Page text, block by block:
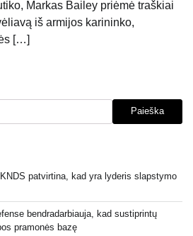
Markas Bailey priėmė traškiai
iš armijos karininko,
[…]
Paieška
KNDS patvirtina, kad yra lyderis slapstymo
bendradarbiauja, kad sustiprintų
pramonės bazę